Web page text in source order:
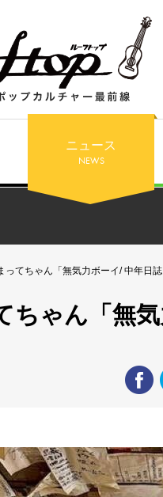
ニュース
NEWS
ってちゃん「無気力ボーイ/ 中年日
ちゃん「無